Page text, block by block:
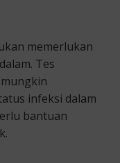
memerlukan
Tes
infeksi dalam
bantuan